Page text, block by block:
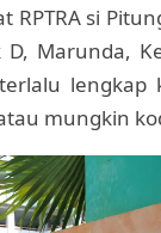
RPTRA si
Marunda,
mungkin
1